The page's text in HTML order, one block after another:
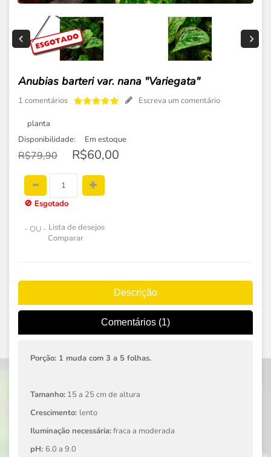
Anubias barteri var. nana "Variegata"
1 comentários Escreva um comentário
planta
Disponibilidade:
Em estoque
R$79,90 R$60,00
🚫 Esgotado
- OU - Lista de desejos
Comparar
Descrição
Comentários (1)
Porção: 1 muda com 3 a 5 folhas.
Tamanho: 15 a 25 cm de altura
Crescimento: lento
Iluminação necessária:fraca a moderada
pH: 6.0 a 9.0